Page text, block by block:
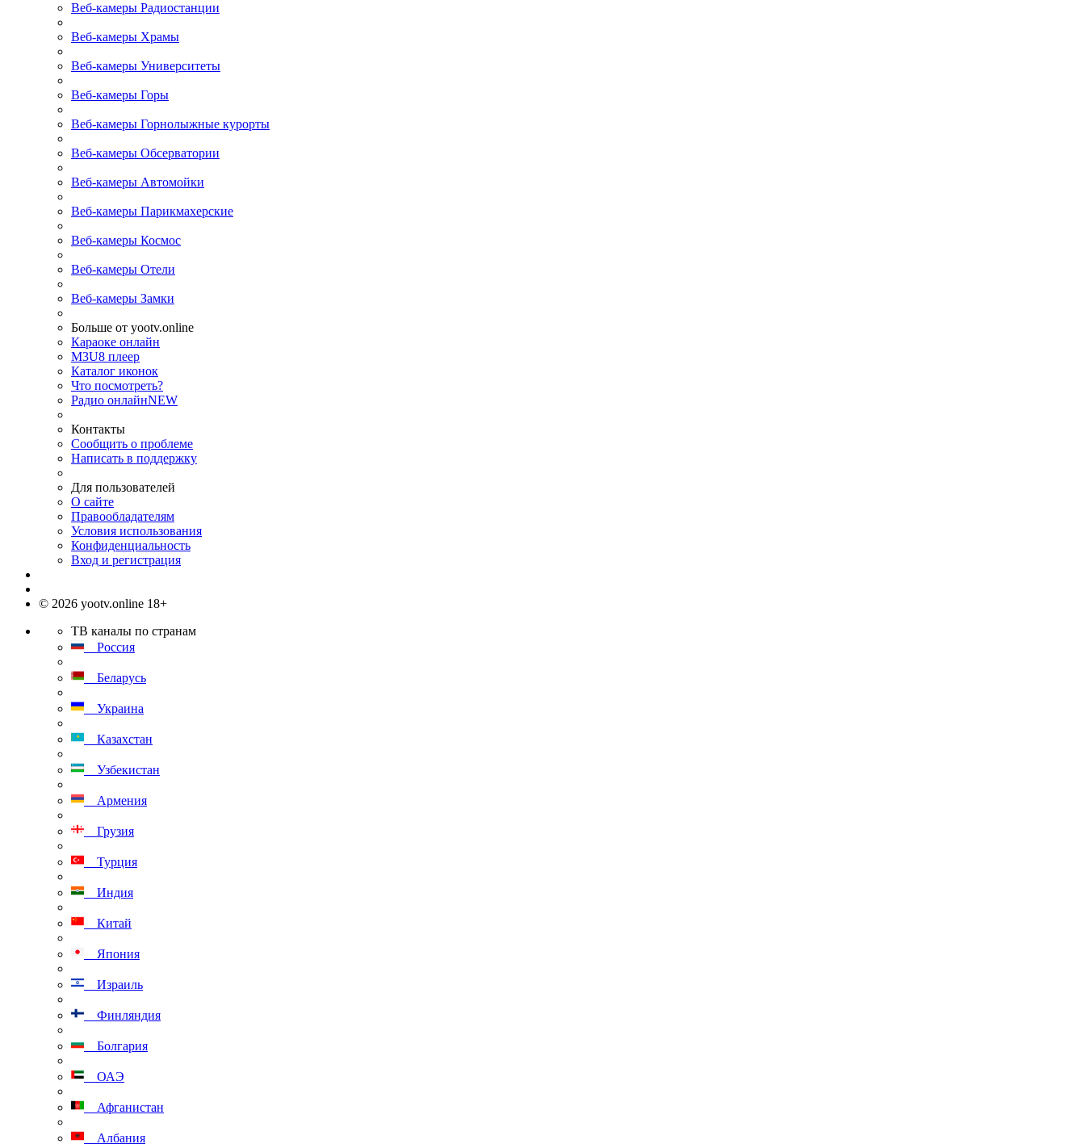
Веб-камеры Радиостанции
Веб-камеры Храмы
Веб-камеры Университеты
Веб-камеры Горы
Веб-камеры Горнолыжные курорты
Веб-камеры Обсерватории
Веб-камеры Автомойки
Веб-камеры Парикмахерские
Веб-камеры Космос
Веб-камеры Отели
Веб-камеры Замки
Больше от yootv.online
Караоке онлайн
M3U8 плеер
Каталог иконок
Что посмотреть?
Радио онлайнNEW
Контакты
Сообщить о проблеме
Написать в поддержку
Для пользователей
О сайте
Правообладателям
Условия использования
Конфиденциальность
Вход и регистрация
© 2026 yootv.online 18+
ТВ каналы по странам
Россия
Беларусь
Украина
Казахстан
Узбекистан
Армения
Грузия
Турция
Индия
Китай
Япония
Израиль
Финляндия
Болгария
ОАЭ
Афганистан
Албания